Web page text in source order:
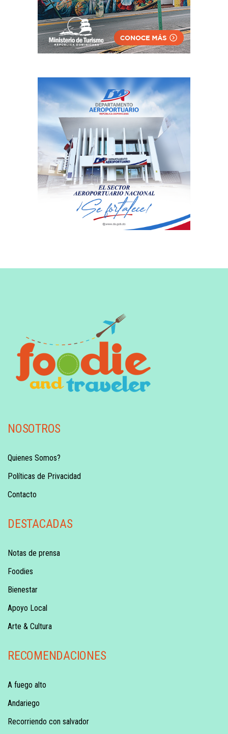
NOSOTROS
Quienes Somos?
Políticas de Privacidad
Contacto
DESTACADAS
Notas de prensa
Foodies
Bienestar
Apoyo Local
Arte & Cultura
RECOMENDACIONES
A fuego alto
Andariego
Recorriendo con salvador